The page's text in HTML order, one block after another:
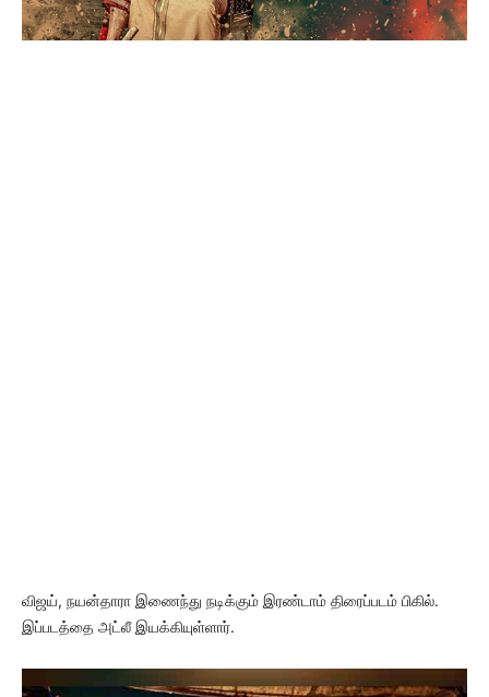
விஜய், நயன்தாரா இணைந்து நடிக்கும் இரண்டாம் திரைப்படம் பிகில்.
இப்படத்தை அட்லீ இயக்கியுள்ளார்.